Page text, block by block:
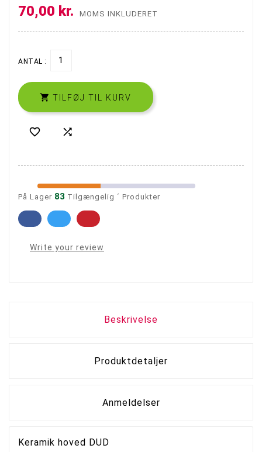
70,00 kr. MOMS INKLUDERET
ANTAL :
 TILFØJ TIL KURV
 
På Lager 83 Tilgængelig ´ Produkter
Write your review
Beskrivelse
Produktdetaljer
Anmeldelser
Keramik hoved DUD